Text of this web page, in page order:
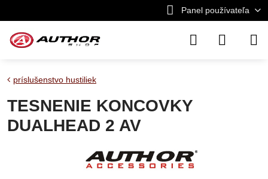
Panel používateľa
príslušenstvo hustiliek
TESNENIE KONCOVKY
DUALHEAD 2 AV